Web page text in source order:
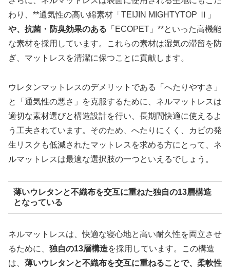
わり、**通気性の高い綿素材「TEIJIN MIGHTYTOP Ⅱ」
や、抗菌・防臭効果のある 「ECOPET」**といった高機能
な素材を採用しています。これらの素材は湿気の滞留を防
ぎ、マットレスを清潔に保つことに貢献します。
ウレタンマットレスのデメリットである「へたりやすさ」
と「通気性の悪さ」を克服するために、ネルマットレスは
適切な素材選びと構造設計を行い、長期間快適に使えるよ
う工夫されています。そのため、へたりにくく、カビの発
生リスクも低減されたマットレスを求める方にとって、ネ
ルマットレスは最適な選択肢の一つといえるでしょう。
薄いウレタンと不織布を交互に重ねた独自の13層構造
となっている
ネルマットレスは、快適な寝心地と高い耐久性を両立させ
るために、 独自の13層構造を採用しています。この構造
は、 薄いウレタンと不織布を交互に重ねることで、柔軟性